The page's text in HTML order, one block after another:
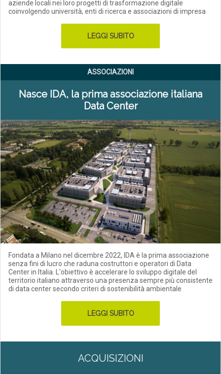
aziende locali nei loro progetti di trasformazione digitale
coinvolgendo università, enti di ricerca e associazioni di impresa
LEGGI SUBITO
ASSOCIAZIONI
Nasce IDA, la prima associazione italiana
Data Center
Fondata a Milano nel dicembre 2022, IDA è la prima associazione
senza fini di lucro che raduna costruttori e operatori di Data
Center in Italia. L'obiettivo è accelerare lo sviluppo digitale del
territorio italiano attraverso una presenza sempre più consistente
di data center secondo criteri di sostenibilità ambientale
LEGGI SUBITO
ACQUISIZIONI